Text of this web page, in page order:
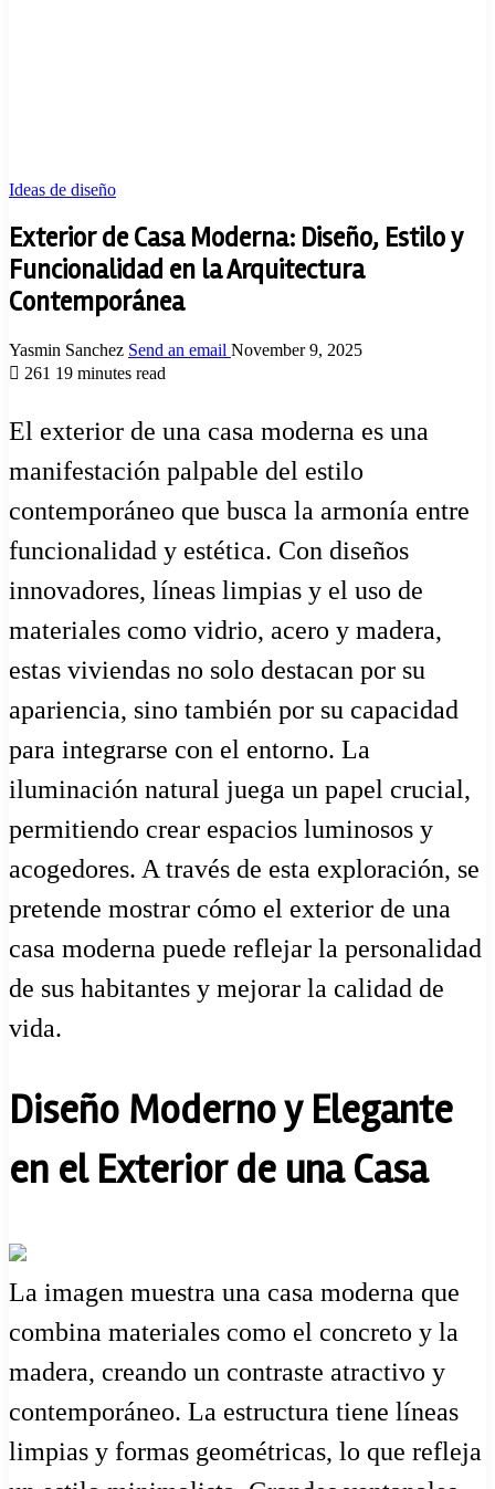
Ideas de diseño
Exterior de Casa Moderna: Diseño, Estilo y
Funcionalidad en la Arquitectura
Contemporánea
Yasmin Sanchez Send an email November 9, 2025
261 19 minutes read
El exterior de una casa moderna es una
manifestación palpable del estilo
contemporáneo que busca la armonía entre
funcionalidad y estética. Con diseños
innovadores, líneas limpias y el uso de
materiales como vidrio, acero y madera,
estas viviendas no solo destacan por su
apariencia, sino también por su capacidad
para integrarse con el entorno. La
iluminación natural juega un papel crucial,
permitiendo crear espacios luminosos y
acogedores. A través de esta exploración, se
pretende mostrar cómo el exterior de una
casa moderna puede reflejar la personalidad
de sus habitantes y mejorar la calidad de
vida.
Diseño Moderno y Elegante
en el Exterior de una Casa
La imagen muestra una casa moderna que
combina materiales como el concreto y la
madera, creando un contraste atractivo y
contemporáneo. La estructura tiene líneas
limpias y formas geométricas, lo que refleja